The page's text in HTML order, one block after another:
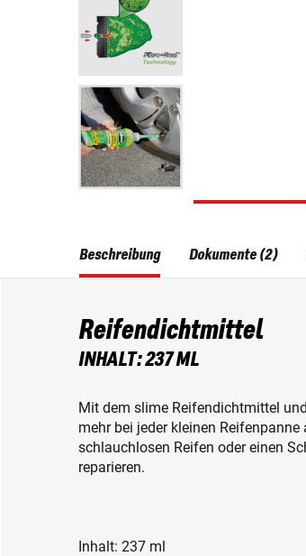
Beschreibung
Reifendichtmittel
INHALT: 237 ML
Mit dem slime Reifendichtmittel
mehr bei jeder kleinen
schlauchlosen Reifen oder einen
reparieren.
Inhalt: 237 ml
Dokumente (2)